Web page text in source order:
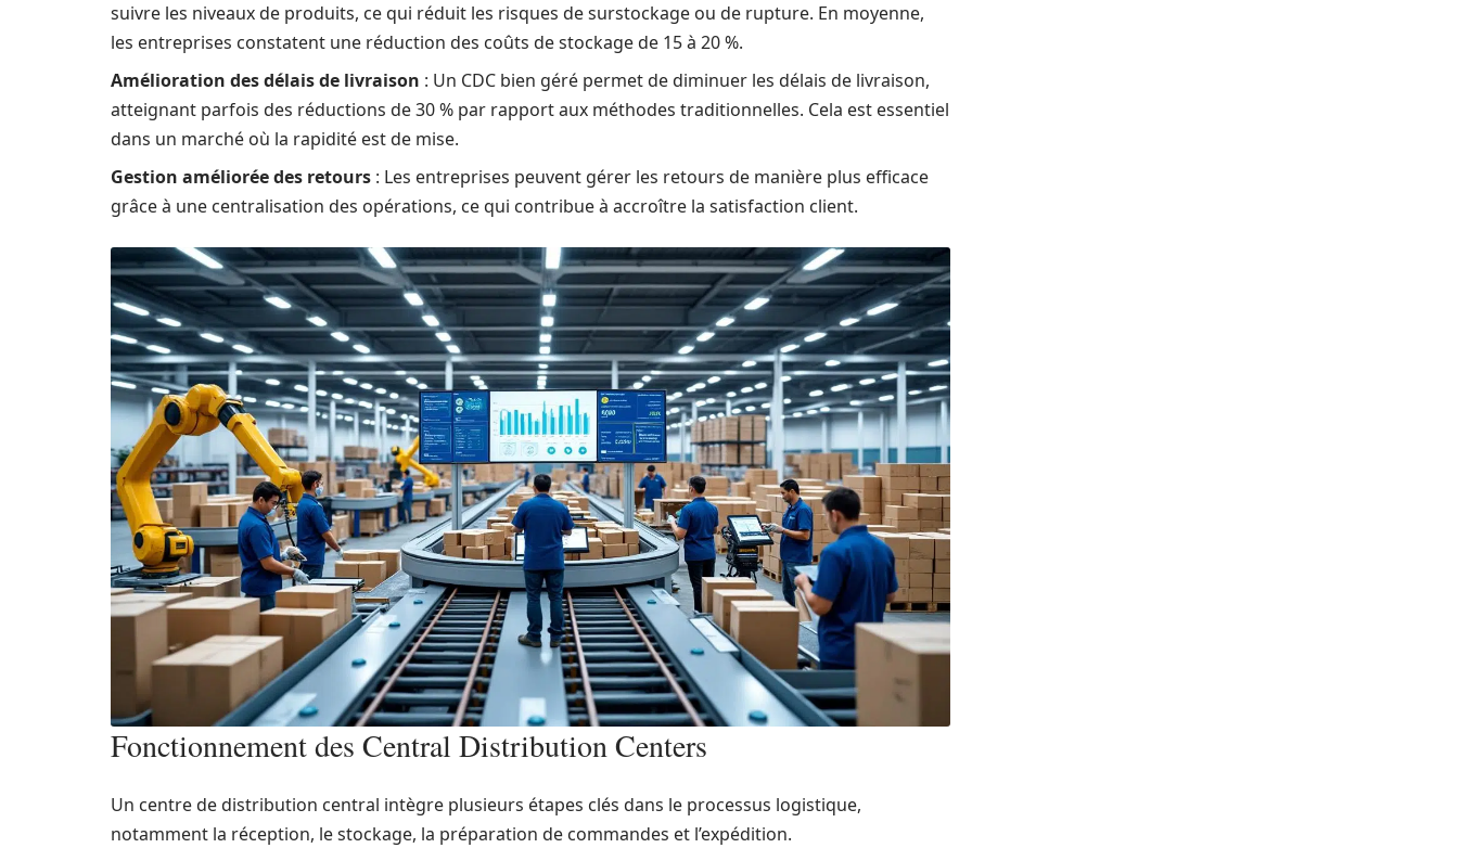
suivre les niveaux de produits, ce qui réduit les risques de surstockage ou de rupture. En moyenne,
les entreprises constatent une réduction des coûts de stockage de 15 à 20 %.
Amélioration des délais de livraison : Un CDC bien géré permet de diminuer les délais de livraison,
atteignant parfois des réductions de 30 % par rapport aux méthodes traditionnelles. Cela est essentiel
dans un marché où la rapidité est de mise.
Gestion améliorée des retours : Les entreprises peuvent gérer les retours de manière plus efficace
grâce à une centralisation des opérations, ce qui contribue à accroître la satisfaction client.
Fonctionnement des Central Distribution Centers
Un centre de distribution central intègre plusieurs étapes clés dans le processus logistique,
notamment la réception, le stockage, la préparation de commandes et l’expédition.